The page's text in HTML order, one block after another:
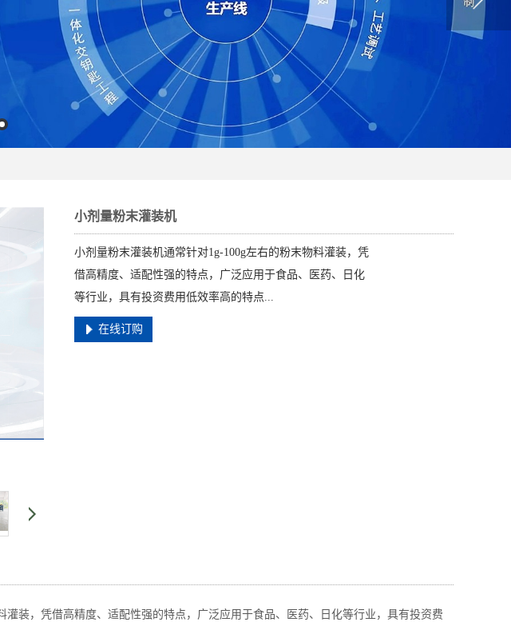
小剂量粉末灌装机
小剂量粉末灌装机通常针对1g-100g左右的粉末物料灌装，凭
借高精度、适配性强的特点，广泛应用于食品、医药、日化
等行业，具有投资费用低效率高的特点...
在线订购
灌装，凭借高精度、适配性强的特点，广泛应用于食品、医药、日化等行业，具有投资费